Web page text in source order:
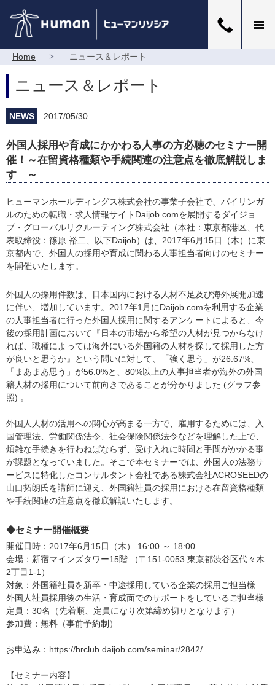
Home ニュース＆レポート
ニュース＆レポート
NEWS 2017/05/30
外国人採用や育成にかかわる人事の方必聴のセミナー開
催！～在留資格種類や手続関連の注意点を徹底解説しま
す ～
ヒューマンホールディングス株式会社の事業子会社で、バイリンガ
ルのための転職・求人情報サイトDaijob.comを展開するダイジョ
ブ・グローバルリクルーティング株式会社（本社：東京都港区、代
表取締役：篠原 裕二、以下Daijob）は、2017年6月15日（木）に東
京都内で、外国人の採用や育成に関わる人事担当者向けのセミナー
を開催いたします。
外国人の採用件数は、日本国内における人材不足及び海外展開加速
に伴い、増加しています。2017年1月にDaijob.comを利用する企業
の人事担当者に行った外国人採用に関するアンケートによると、今
後の採用計画において『日本の市場から希望の人材が見つからなけ
れば、職種によっては海外にいる外国籍の人材を探して採用した方
が良いと思うか』という問いに対して、「強く思う」が26.67%、
「まあまあ思う」が56.0%と、80%以上の人事担当者が海外の外国
籍人材の採用について前向きであることが分かりました (グラフ参
照) 。
外国人人材の活用への関心が高まる一方で、雇用するためには、入
国管理法、労働関係法令、社会保険関係法令などを理解した上で、
煩雑な手続きを行わねばならず、受け入れに時間と手間がかかる事
が課題となっていました。そこで本セミナーでは、外国人の法務サ
ービスに特化したコンサルタント会社である株式会社ACROSEEDの
山口拓朗氏を講師に迎え、外国籍社員の採用における在留資格種類
や手続関連の注意点を徹底解説いたします。
◆セミナー開催概要
開催日時：2017年6月15日（木） 16:00 ～ 18:00
会場：新宿マインズタワー15階 （〒151-0053 東京都渋谷区代々木
2丁目1-1）
対象：外国籍社員を新卒・中途採用している企業の採用ご担当様
外国人社員採用後の生活・育成面でのサポートをしているご担当様
定員：30名（先着順、定員になり次第締め切りとなります）
参加費：無料（事前予約制）
お申込み：https://hrclub.daijob.com/seminar/2842/
【セミナー内容】